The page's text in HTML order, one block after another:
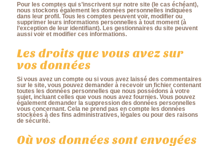
Pour les comptes qui s’inscrivent sur notre site (le cas échéant),
nous stockons également les données personnelles indiquées
dans leur profil. Tous les comptes peuvent voir, modifier ou
supprimer leurs informations personnelles à tout moment (à
l’exception de leur identifiant). Les gestionnaires du site peuvent
aussi voir et modifier ces informations.
Les droits que vous avez sur
vos données
Si vous avez un compte ou si vous avez laissé des commentaires
sur le site, vous pouvez demander à recevoir un fichier contenant
toutes les données personnelles que nous possédons à votre
sujet, incluant celles que vous nous avez fournies. Vous pouvez
également demander la suppression des données personnelles
vous concernant. Cela ne prend pas en compte les données
stockées à des fins administratives, légales ou pour des raisons
de sécurité.
Où vos données sont envoyées